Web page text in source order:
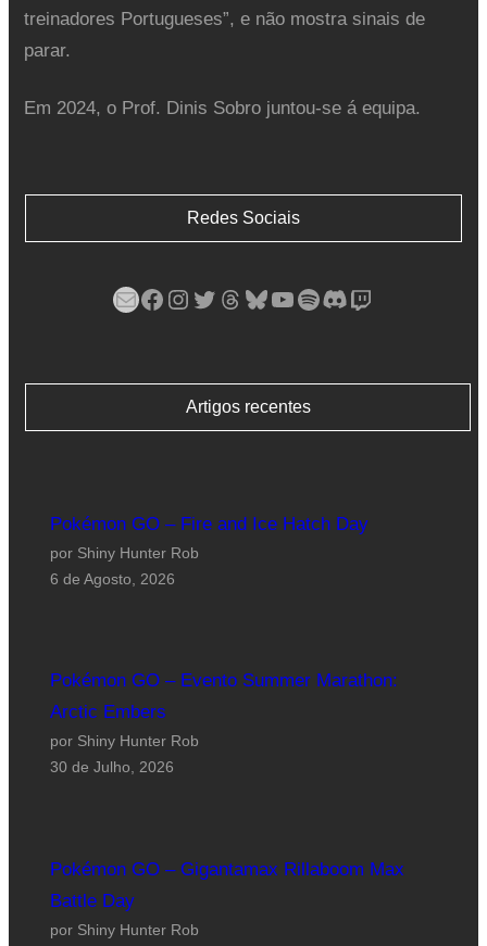
treinadores Portugueses”, e não mostra sinais de
parar.
Em 2024, o Prof. Dinis Sobro juntou-se á equipa.
Redes Sociais
Mail Facebook Instagram Twitter Threads Bluesky YouTube Spotify Discord Twitch
Artigos recentes
Pokémon GO – Fire and Ice Hatch Day
por Shiny Hunter Rob
6 de Agosto, 2026
Pokémon GO – Evento Summer Marathon:
Arctic Embers
por Shiny Hunter Rob
30 de Julho, 2026
Pokémon GO – Gigantamax Rillaboom Max
Battle Day
por Shiny Hunter Rob